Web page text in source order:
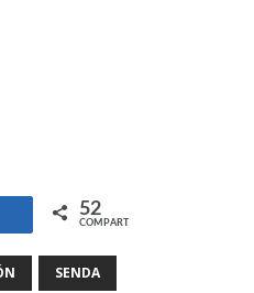
52
COMPARTIR
SENDA